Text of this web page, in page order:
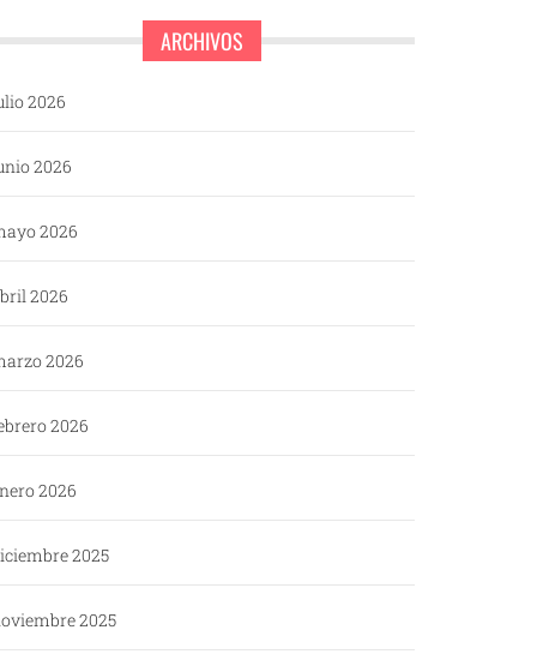
ARCHIVOS
2026
2026
2026
2026
2026
2026
2026
2025
2025